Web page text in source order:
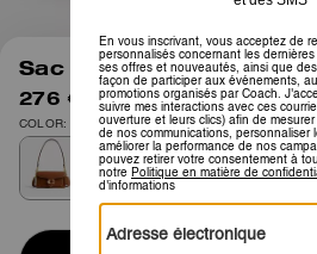
1/4
Sac porté épaule Tabby
276 € 395 €
COLOR: Laiton/Brun roux